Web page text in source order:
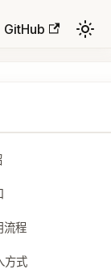
GitHub
流程
方式